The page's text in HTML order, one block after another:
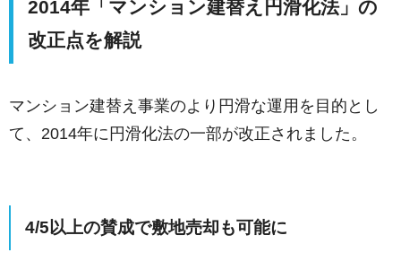
2014年「マンション建替え円滑化法」の
改正点を解説
マンション建替え事業のより円滑な運用を目的とし
て、2014年に円滑化法の一部が改正されました。
4/5以上の賛成で敷地売却も可能に